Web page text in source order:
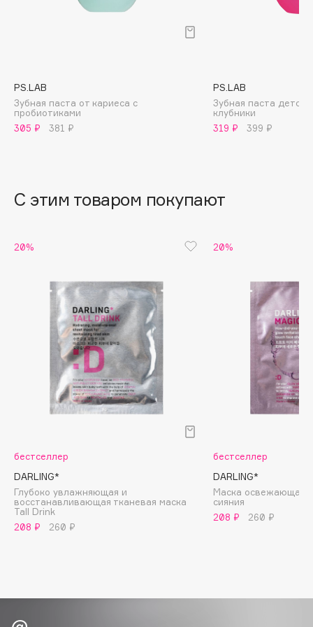
Banderas
Basicare
Beautyblades
НОВИНКА
Bioderma
Boadicea The Victorious
BOOMSHOP
BORK
Brunello Cucinelli
Bvlgari
by TERRY
PS.LAB
Зубная паста от кариеса с
пробиотиками
305 ₽
381 ₽
PS.LAB
Зубная паста
клубники
319 ₽
399 ₽
С этим товаром покупают
20%
бестселлер
DARLING*
Глубоко увлажняющая и
восстанавливающая тканевая маска
Tall Drink
208 ₽
260 ₽
20%
бестселлер
DARLING*
Маска освежающая
cияния
208 ₽
260 ₽